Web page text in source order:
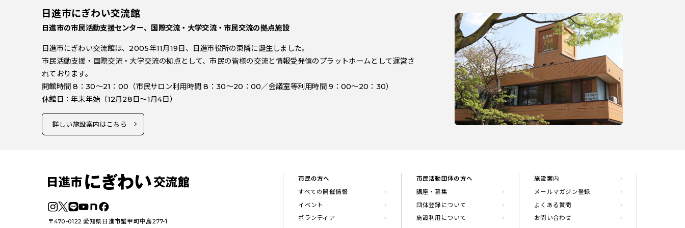
日進市にぎわい交流館
日進市の市民活動支援センター、国際交流・大学交流・市民交流の拠点施設
日進市にぎわい交流館は、2005年11月19日、日進市役所の東隣に誕生しました。
市民活動支援・国際交流・大学交流の拠点として、市民の皆様の交流と情報受発信のプラットホームとして運営さ
れております。
開館時間 8：30～21：00（市民サロン利用時間 8：30～20：00／会議室等利用時間 9：00～20：30）
休館日：年末年始（12月28日～1月4日）
詳しい施設案内はこちら
〒470-0122 愛知県日進市蟹甲町中島277-1
市民の方へ
すべての開催情報
イベント
ボランティア
市民活動団体の方へ
講座・募集
団体登録について
施設利用について
施設案内
メールマガジン登録
よくある質問
お問い合わせ